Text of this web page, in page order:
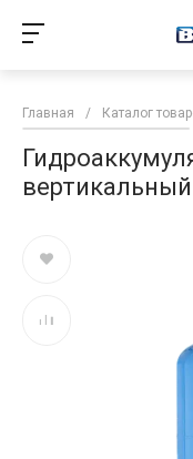
Главная / Каталог